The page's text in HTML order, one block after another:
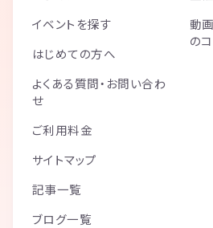
イベントを探す
はじめての方へ
よくある質問・お問い合わ
せ
ご利用料金
サイトマップ
記事一覧
ブログ一覧
動
の